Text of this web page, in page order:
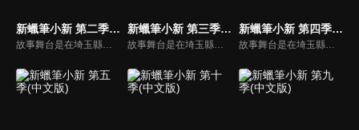
新蠟筆小新 第二季(中文版)
故事舞台是在埼玉縣春日部市，一位正在「雙葉幼稚園」學習的五歲的小孩──野原新之助，在日常生活中發生的有趣好玩事。
新蠟筆小新 第三季(中文版)
故事舞台是在埼玉縣春日部市，一位正在「雙葉幼稚園」學習的五歲的小孩──野原新之助，在日常生活中發生的有趣好玩事。
新蠟筆小新 第四季(中文版)
故事舞台是在埼玉縣春日部市，一位正在「雙葉幼稚園」學習的五歲的小孩──野原新之助，在日常生活中發生的有趣好玩事。